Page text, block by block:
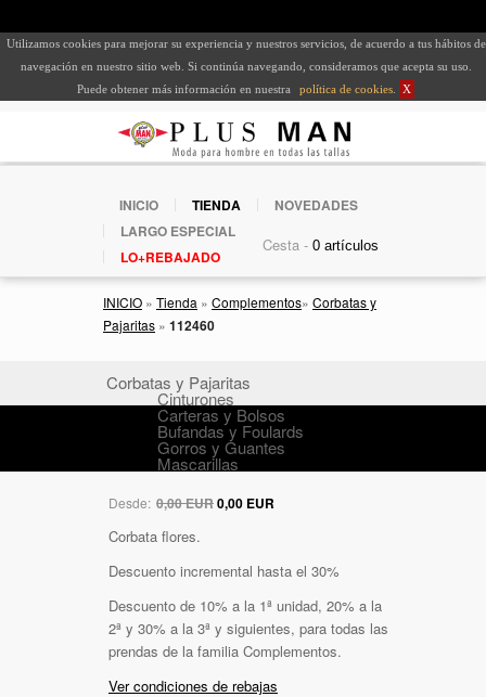
Utilizamos cookies para mejorar su experiencia y nuestros servicios, de acuerdo a tus hábitos de
navegación en nuestro sitio web. Si continúa navegando, consideramos que acepta su uso.
Puede obtener más información en nuestra
política de cookies X
INICIO TIENDA
NOVEDADES
LARGO ESPECIAL
LO+REBAJADO
Cesta -
INICIO » Tienda » Complementos» Corbatas y
Pajaritas » 112460
Corbatas y Pajaritas
Cinturones
Carteras y Bolsos
Bufandas y Foulards
Gorros y Guantes
Mascarillas
Desde: 0,00 EUR0,00 EUR
Corbata flores.
Descuento incremental hasta el 30%
Descuento de 10% a la 1ª unidad, 20% a la
2ª y 30% a la 3ª y siguientes, para todas las
prendas de la familia Complementos.
Ver condiciones de rebajas